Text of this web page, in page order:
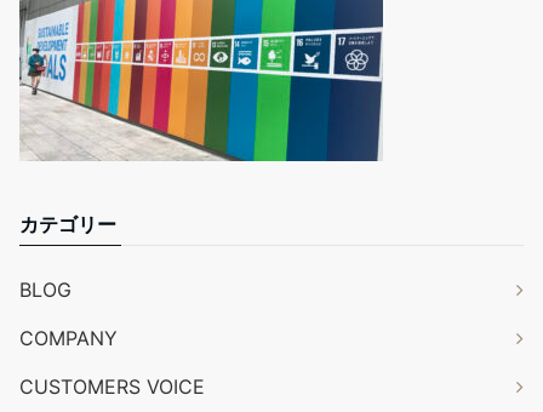
カテゴリー
BLOG
COMPANY
CUSTOMERS VOICE